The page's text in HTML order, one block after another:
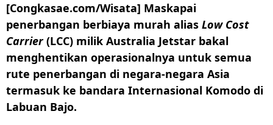
[Congkasae.com/Wisata] Maskapai
penerbangan berbiaya murah alias Low Cost
Carrier(LCC) milik Australia Jetstar bakal
menghentikan operasionalnya untuk semua
rute penerbangan di negara-negara Asia
termasuk ke bandara Internasional Komodo di
Labuan Bajo.